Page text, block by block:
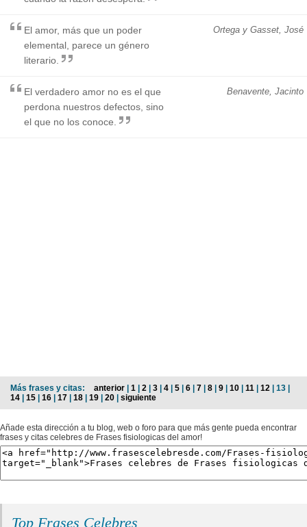
Ortega y Gasset, José
El amor, más que un poder
elemental, parece un género
literario.
Benavente, Jacinto
El verdadero amor no es el que
perdona nuestros defectos, sino
el que no los conoce.
Más frases y citas: anterior | 1 | 2 | 3 | 4 | 5 | 6 | 7 | 8 | 9 | 10 | 11 | 12 | 13 |
14 | 15 | 16 | 17 | 18 | 19 | 20 | siguiente
Añade esta dirección a tu blog, web o foro para que más gente pueda encontrar
frases y citas celebres de Frases fisiologicas del amor!
Top Frases Celebres